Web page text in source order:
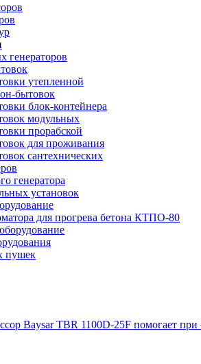
генераторов
утепленной
бытовок
блок-контейнера
модульных
прорабской
для проживания
сантехнических
генератора
установок
для прогрева бетона КТПО-80
пушек
Baysar TBR 1100D-25F помогает при